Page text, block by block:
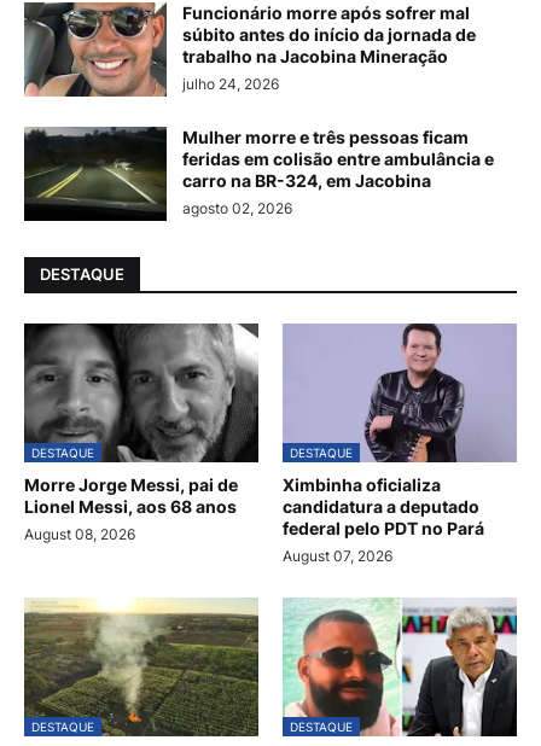
Funcionário morre após sofrer mal
súbito antes do início da jornada de
trabalho na Jacobina Mineração
julho 24, 2026
Mulher morre e três pessoas ficam
feridas em colisão entre ambulância e
carro na BR-324, em Jacobina
agosto 02, 2026
DESTAQUE
DESTAQUE
Morre Jorge Messi, pai de
Lionel Messi, aos 68 anos
August 08, 2026
DESTAQUE
Ximbinha oficializa
candidatura a deputado
federal pelo PDT no Pará
August 07, 2026
DESTAQUE DESTAQUE